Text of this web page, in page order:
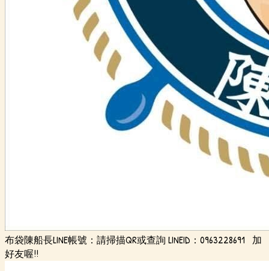
布袋陳船長LINE帳號：請掃描QR或查詢 LINEID：0963228691 加
好友喔!!